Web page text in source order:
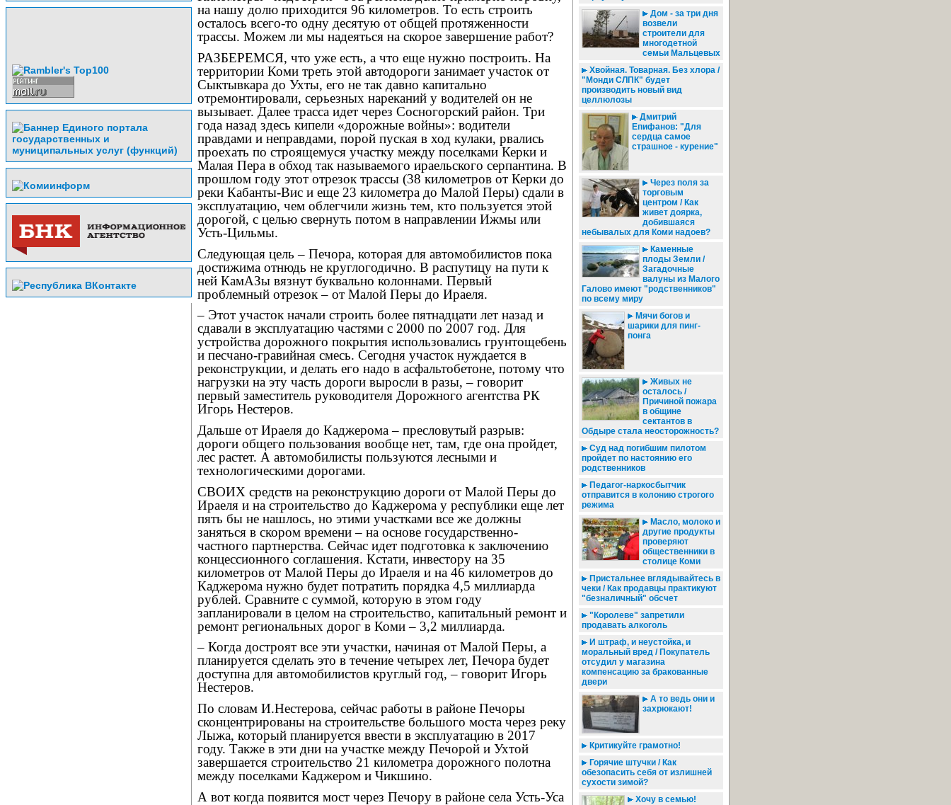
на нашу долю приходится 96 километров. То есть строить
осталось всего-то одну десятую от общей протяженности
трассы. Можем ли мы надеяться на скорое завершение работ?
РАЗБЕРЕМСЯ, что уже есть, а что еще нужно построить. На
территории Коми треть этой автодороги занимает участок от
Сыктывкара до Ухты, его не так давно капитально
отремонтировали, серьезных нареканий у водителей он не
вызывает. Далее трасса идет через Сосногорский район. Три
года назад здесь кипели «дорожные войны»: водители
правдами и неправдами, порой пуская в ход кулаки, рвались
проехать по строящемуся участку между поселками Керки и
Малая Пера в обход так называемого ираельского серпантина. В
прошлом году этот отрезок трассы (38 километров от Керки до
реки Кабанты-Вис и еще 23 километра до Малой Перы) сдали в
эксплуатацию, чем облегчили жизнь тем, кто пользуется этой
дорогой, с целью свернуть потом в направлении Ижмы или
Усть-Цильмы.
Следующая цель – Печора, которая для автомобилистов пока
достижима отнюдь не круглогодично. В распутицу на пути к
ней КамАЗы вязнут буквально колоннами. Первый
проблемный отрезок – от Малой Перы до Ираеля.
– Этот участок начали строить более пятнадцати лет назад и
сдавали в эксплуатацию частями с 2000 по 2007 год. Для
устройства дорожного покрытия использовались грунтощебень
и песчано-гравийная смесь. Сегодня участок нуждается в
реконструкции, и делать его надо в асфальтобетоне, потому что
нагрузки на эту часть дороги выросли в разы, – говорит
первый заместитель руководителя Дорожного агентства РК
Игорь Нестеров.
Дальше от Ираеля до Каджерома – пресловутый разрыв:
дороги общего пользования вообще нет, там, где она пройдет,
лес растет. А автомобилисты пользуются лесными и
технологическими дорогами.
СВОИХ средств на реконструкцию дороги от Малой Перы до
Ираеля и на строительство до Каджерома у республики еще лет
пять бы не нашлось, но этими участками все же должны
заняться в скором времени – на основе государственно-
частного партнерства. Сейчас идет подготовка к заключению
концессионного соглашения. Кстати, инвестору на 35
километров от Малой Перы до Ираеля и на 46 километров до
Каджерома нужно будет потратить порядка 4,5 миллиарда
рублей. Сравните с суммой, которую в этом году
запланировали в целом на строительство, капитальный ремонт и
ремонт региональных дорог в Коми – 3,2 миллиарда.
– Когда достроят все эти участки, начиная от Малой Перы, а
планируется сделать это в течение четырех лет, Печора будет
доступна для автомобилистов круглый год, – говорит Игорь
Нестеров.
По словам И.Нестерова, сейчас работы в районе Печоры
сконцентрированы на строительстве большого моста через реку
Лыжа, который планируется ввести в эксплуатацию в 2017
году. Также в эти дни на участке между Печорой и Ухтой
завершается строительство 21 километра дорожного полотна
между поселками Каджером и Чикшино.
А вот когда появится мост через Печору в районе села Усть-Уса
Дом - за три дня
возвели
строители для
многодетной
семьи Мальцевых
Хвойная. Товарная. Без хлора /
"Монди СЛПК" будет
производить новый вид
целлюлозы
Дмитрий
Епифанов: "Для
сердца самое
страшное - курение"
Через поля за
торговым
центром / Как
живет доярка,
добившаяся
небывалых для Коми надоев?
Каменные
плоды Земли /
Загадочные
валуны из Малого
Галово имеют "родственников"
по всему миру
Мячи богов и
шарики для пинг-
понга
Живых не
осталось /
Причиной пожара
в общине
сектантов в
Обдыре стала неосторожность?
Суд над погибшим пилотом
пройдет по настоянию его
родственников
Педагог-наркосбытчик
отправится в колонию строгого
режима
Масло, молоко и
другие продукты
проверяют
общественники в
столице Коми
Пристальнее вглядывайтесь в
чеки / Как продавцы практикуют
"безналичный" обсчет
"Королеве" запретили
продавать алкоголь
И штраф, и неустойка, и
моральный вред / Покупатель
отсудил у магазина
компенсацию за бракованные
двери
А то ведь они и
захрюкают!
Критикуйте грамотно!
Горячие штучки / Как
обезопасить себя от излишней
сухости зимой?
Хочу в семью!